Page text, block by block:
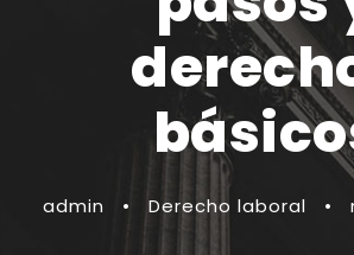
admin • Derecho laboral •